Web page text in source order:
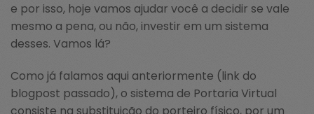
e por isso, hoje vamos ajudar você a decidir se vale
mesmo a pena, ou não, investir em um sistema
desses. Vamos lá?
Como já falamos aqui anteriormente (link do
blogpost passado), o sistema de Portaria Virtual
consiste na substituição do porteiro físico, por um